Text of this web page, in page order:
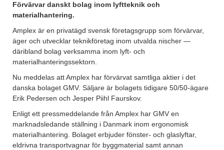
Förvärvar danskt bolag inom lyftteknik och
materialhantering.
Amplex är en privatägd svensk företagsgrupp som förvärvar,
äger och utvecklar teknikföretag inom utvalda nischer —
däribland bolag verksamma inom lyft- och
materialhanteringssektorn.
Nu meddelas att Amplex har förvärvat samtliga aktier i det
danska bolaget GMV. Säljare är bolagets tidigare 50/50-ägare
Erik Pedersen och Jesper Piihl Faurskov.
Enligt ett pressmeddelande från Amplex har GMV en
marknadsledande ställning i Danmark inom ergonomisk
materialhantering. Bolaget erbjuder fönster- och glaslyftar,
eldrivna transportvagnar för byggmaterial samt annan